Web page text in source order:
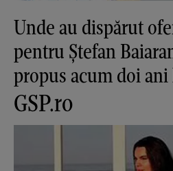
Unde au dispărut
pentru Ștefan
propus acum doi ani
GSP.ro